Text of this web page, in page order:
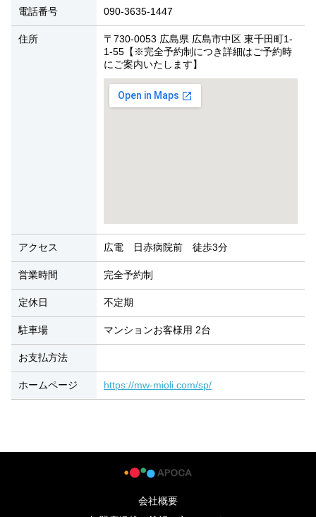
電話番号 090-3635-1447
住所
〒730-0053 広島県 広島市中区 東千田町1-
1-55【※完全予約制につき詳細はご予約時
にご案内いたします】
アクセス 広電 日赤病院前 徒歩3分
営業時間 完全予約制
定休日 不定期
駐車場 マンションお客様用 2台
お支払方法
ホームページ https://mw-mioli.com/sp/
会社概要